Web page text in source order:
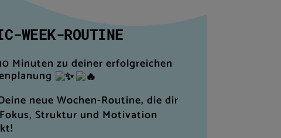
WEEK-ROUTINE
Minuten zu deiner erfolgreichen
neue Wochen-Routine, die dir
Struktur und Motivation